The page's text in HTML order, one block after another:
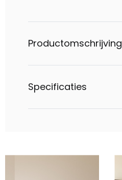
Productomschrijving
Specificaties